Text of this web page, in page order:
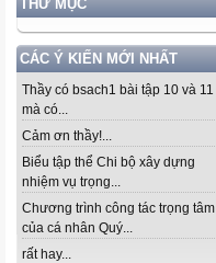
THƯ MỤC
CÁC Ý KIẾN MỚI NHẤT
Thầy có bsach1 bài tập 10 và 11
mà có...
Cảm ơn thầy!...
Biểu tập thể Chi bộ xây dựng
nhiệm vụ trọng...
Chương trình công tác trọng tâm
của cá nhân Quý...
rất hay...